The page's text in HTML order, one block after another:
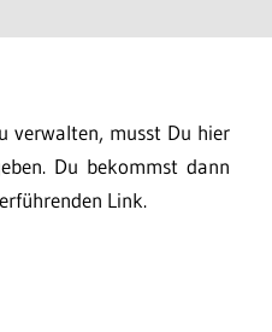
verwalten, musst Du hier
Du bekommst dann
Link.